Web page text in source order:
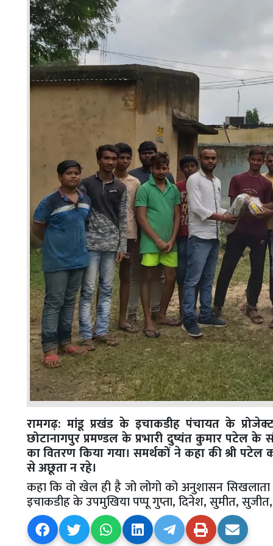
रामगढ़: मांडू प्रखंड के इचाकडीह पंचायत के
छोटानागपुर प्रमण्डल के प्रभारी दुष्यंत कुमार पटेल के
का वितरण किया गया। समर्थकों ने कहा की श्री
से अछूता न रहे।
कहा कि वो खेल ही है जो लोगो को अनुशासन
इचाकडीह के उपमुखिया पप्पू गुप्ता, दिनेश, सुमीत,